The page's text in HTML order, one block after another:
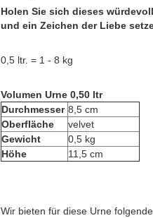
Holen Sie sich dieses
und ein Zeichen der Liebe
0,5 ltr. = 1 - 8 kg
Volumen Urne 0,50 ltr
Durchmesser 8,5 cm
Oberfläche
velvet
Gewicht
0,5 kg
Höhe
11,5 cm
Wir bieten für diese Urne